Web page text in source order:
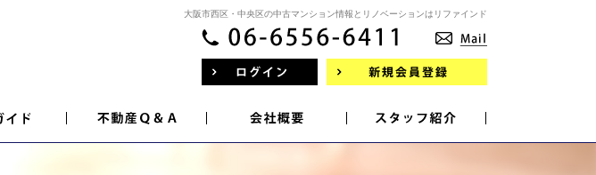
大阪市西区・中央区の中古マンション情報とリノベーションはリファインド